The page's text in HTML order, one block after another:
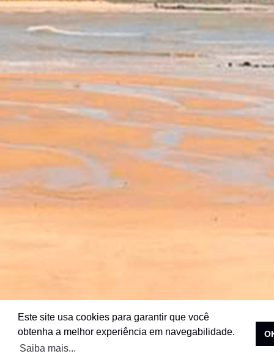
Este site usa cookies para garantir que você
obtenha a melhor experiência em navegabilidade.
Saiba mais...